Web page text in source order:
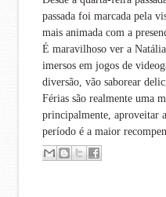
passada foi marcada pela
mais animada com a
É maravilhoso ver a
imersos em jogos de
diversão, vão saborear
Férias são realmente uma
principalmente, aproveitar
período é a maior